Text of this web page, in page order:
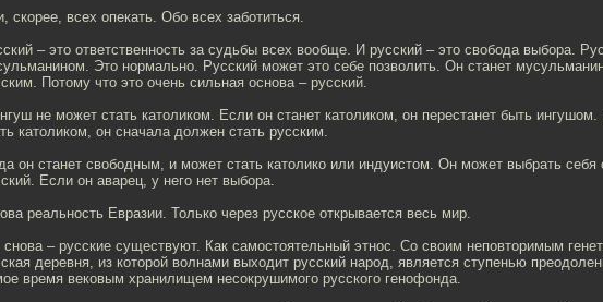
скорее, всех опекать. Обо всех заботиться.
– это ответственность за судьбы всех вообще. И русский – это свобода выбора.
Это нормально. Русский может это себе позволить. Он станет
Потому что это очень сильная основа – русский.
не может стать католиком. Если он станет католиком, он перестанет быть
католиком, он сначала должен стать русским.
он станет свободным, и может стать католико или индуистом. Он может выбрать
Если он аварец, у него нет выбора.
реальность Евразии. Только через русское открывается весь мир.
снова – русские существуют. Как самостоятельный этнос. Со своим неповторимым
деревня, из которой волнами выходит русский народ, является ступенью
время вековым хранилищем несокрушимого русского генофонда.